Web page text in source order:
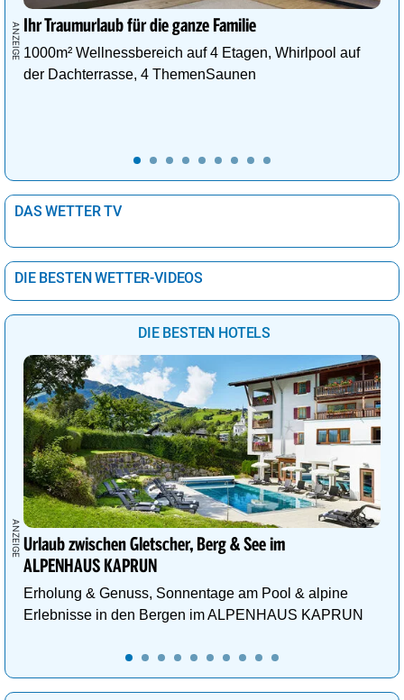
Ihr Traumurlaub für die ganze Familie
1000m² Wellnessbereich auf 4 Etagen, Whirlpool auf
der Dachterrasse, 4 ThemenSaunen
DAS WETTER TV
DIE BESTEN WETTER-VIDEOS
DIE BESTEN HOTELS
Urlaub zwischen Gletscher, Berg & See im
ALPENHAUS KAPRUN
Erholung & Genuss, Sonnentage am Pool & alpine
Erlebnisse in den Bergen im ALPENHAUS KAPRUN